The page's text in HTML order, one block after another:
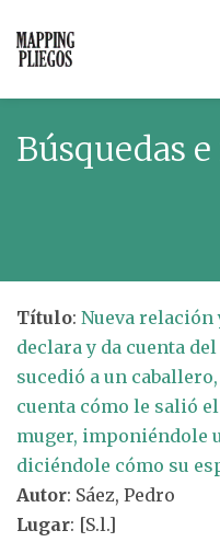
Búsquedas
Título: Nueva relación
declara y da cuenta
sucedió a un
cuenta cómo le salió
muger, imponiéndole
diciéndole cómo su
Autor: Sáez, Pedro
Lugar: [S.l.]